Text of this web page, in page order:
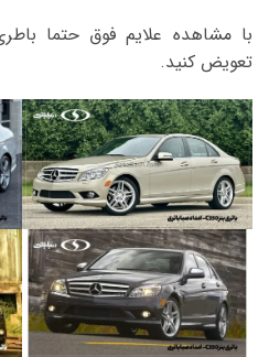
با مشاهده علایم فوق حتما
تعویض کنید.